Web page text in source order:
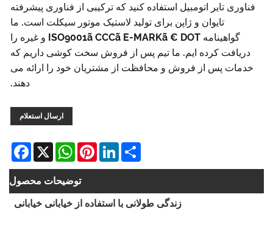
فناوری تایر اتومبیل استفاده کنید که ترکیبی از فناوری پیشرفته
تایوان و ژاپن برای تولید لاستیک موتور سیکلت است. ما
گواهینامه ISO9001ã CCCã E-MARKã € DOT و غیره را
دریافت کرده ایم. ما تیم پس از فروش سخت کوشی داریم که
خدمات پس از فروش و محافظت از مشتریان خود را ارائه می
دهند.
ارسال استعلام
X
WhatsAppPinterestLinkedInShare
توضیحات محصول
زندگی طولانی با استفاده از خیابانی خیابانی